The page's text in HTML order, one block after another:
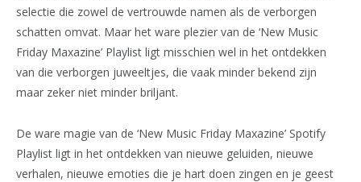
selectie die zowel de vertrouwde namen als de verborgen
schatten omvat. Maar het ware plezier van de ‘New Music
Friday Maxazine’ Playlist ligt misschien wel in het ontdekken
van die verborgen juweeltjes, die vaak minder bekend zijn
maar zeker niet minder briljant.
De ware magie van de ‘New Music Friday Maxazine’ Spotify
Playlist ligt in het ontdekken van nieuwe geluiden, nieuwe
verhalen, nieuwe emoties die je hart doen zingen en je geest